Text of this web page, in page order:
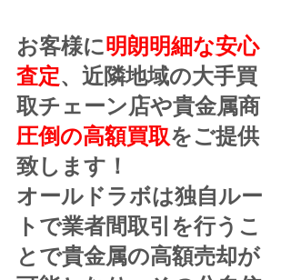
お客様に明朗明細な安心
査定、近隣地域の大手買
取チェーン店や貴金属商
圧倒の高額買取をご提供
致します！
オールドラボは独自ルー
トで業者間取引を行うこ
とで貴金属の高額売却が